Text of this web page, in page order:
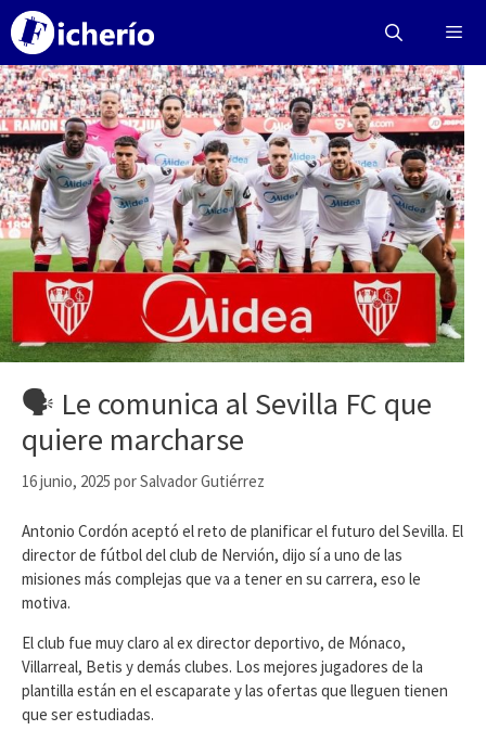
Saltar
contenido
Menú
🗣️ Le comunica al Sevilla FC que
quiere marcharse
16 junio, 2025 porSalvador Gutiérrez
Antonio Cordón aceptó el reto de planificar el futuro del Sevilla. El
director de fútbol del club de Nervión, dijo sí a uno de las
misiones más complejas que va a tener en su carrera, eso le
motiva.
El club fue muy claro al ex director deportivo, de Mónaco,
Villarreal, Betis y demás clubes. Los mejores jugadores de la
plantilla están en el escaparate y las ofertas que lleguen tienen
que ser estudiadas.